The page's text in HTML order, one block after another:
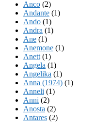
Anco (2)
Andante (1)
Ando (1)
Andra (1)
Ane (1)
Anemone (1)
Anett (1)
Angela (1)
Angelika (1)
Anna (1974) (1)
Anneli (1)
Anni (2)
Anosta (2)
Antares (2)